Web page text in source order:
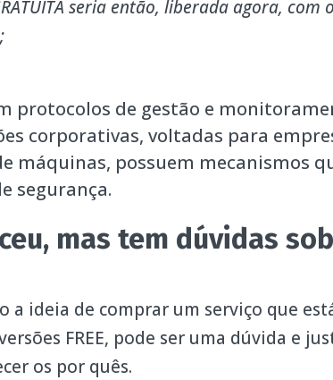
seria então, liberada agora, com
protocolos de gestão e
corporativas, voltadas para
máquinas, possuem mecanismos
segurança.
mas tem dúvidas
a ideia de comprar um serviço que
FREE, pode ser uma dúvida e
os por quês.